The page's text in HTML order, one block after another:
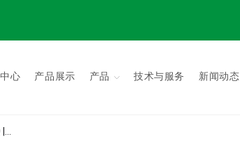
心 产品展示 产品 技术与服务 新闻动态